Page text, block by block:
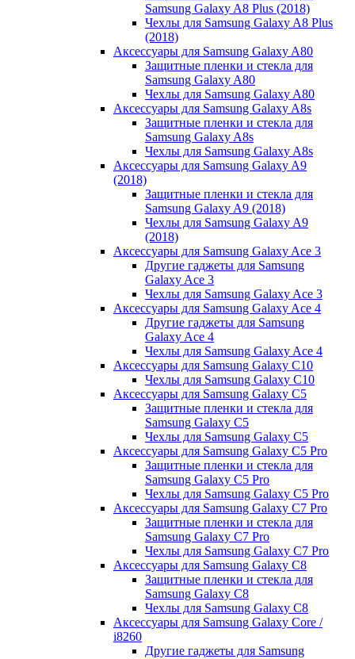
Samsung Galaxy A8 Plus (2018)
Чехлы для Samsung Galaxy A8 Plus
(2018)
Аксессуары для Samsung Galaxy A80
Защитные пленки и стекла для
Samsung Galaxy A80
Чехлы для Samsung Galaxy A80
Аксессуары для Samsung Galaxy A8s
Защитные пленки и стекла для
Samsung Galaxy A8s
Чехлы для Samsung Galaxy A8s
Аксессуары для Samsung Galaxy A9
(2018)
Защитные пленки и стекла для
Samsung Galaxy A9 (2018)
Чехлы для Samsung Galaxy A9
(2018)
Аксессуары для Samsung Galaxy Ace 3
Другие гаджеты для Samsung
Galaxy Ace 3
Чехлы для Samsung Galaxy Ace 3
Аксессуары для Samsung Galaxy Ace 4
Другие гаджеты для Samsung
Galaxy Ace 4
Чехлы для Samsung Galaxy Ace 4
Аксессуары для Samsung Galaxy C10
Чехлы для Samsung Galaxy C10
Аксессуары для Samsung Galaxy C5
Защитные пленки и стекла для
Samsung Galaxy C5
Чехлы для Samsung Galaxy C5
Аксессуары для Samsung Galaxy C5 Pro
Защитные пленки и стекла для
Samsung Galaxy C5 Pro
Чехлы для Samsung Galaxy C5 Pro
Аксессуары для Samsung Galaxy C7 Pro
Защитные пленки и стекла для
Samsung Galaxy C7 Pro
Чехлы для Samsung Galaxy C7 Pro
Аксессуары для Samsung Galaxy C8
Защитные пленки и стекла для
Samsung Galaxy C8
Чехлы для Samsung Galaxy C8
Аксессуары для Samsung Galaxy Core /
i8260
Другие гаджеты для Samsung